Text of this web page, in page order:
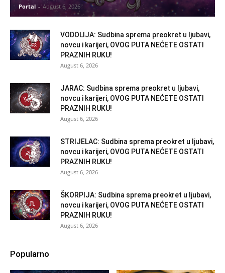
Portal - August 6, 2026
VODOLIJA: Sudbina sprema preokret u ljubavi,
novcu i karijeri, OVOG PUTA NEĆETE OSTATI
PRAZNIH RUKU!
August 6, 2026
JARAC: Sudbina sprema preokret u ljubavi,
novcu i karijeri, OVOG PUTA NEĆETE OSTATI
PRAZNIH RUKU!
August 6, 2026
STRIJELAC: Sudbina sprema preokret u ljubavi,
novcu i karijeri, OVOG PUTA NEĆETE OSTATI
PRAZNIH RUKU!
August 6, 2026
ŠKORPIJA: Sudbina sprema preokret u ljubavi,
novcu i karijeri, OVOG PUTA NEĆETE OSTATI
PRAZNIH RUKU!
August 6, 2026
Popularno